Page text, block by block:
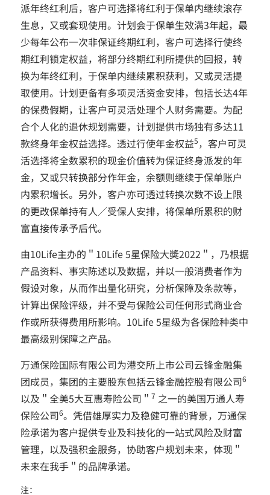
派年终红利后，客户可选择将红利于保单内继续滚存
生息，又或套现使用。计划会于保单生效满3年起，最
少每年公布一次非保证终期红利，客户可选择行使终
期红利锁定权益，将部分终期红利所提供的回报，转
换为年终红利，于保单内继续累积获利，又或灵活提
取使用。计划更备有多项灵活资金安排，包括长达4年
的保费假期，让客户可灵活处理个人财务需要。为配
合个人化的退休规划需要，计划提供市场独有多达11
款终身年金权益选择。透过行使年金权益5，客户可灵
活选择将全数累积的现金价值转为保证终身派发的年
金，又或只转换部分作年金，余额则继续于保单账户
内累积增长。另外，客户亦可透过转换次数不设上限
的更改保单持有人／受保人安排，将保单所累积的财
富直接传承予后代。
由10Life主办的＂10Life 5星保险大奬2022＂，乃根据
产品资料、事实陈述以及数据，并以一般消费者作为
假设对象，从而作出量化研究，分析保障及条款等，
计算出保险评级，并不受与保险公司任何形式商业合
作或所获得费用所影响。10Life 5星级为各保险种类中
最高级别保障之产品。
万通保险国际有限公司为港交所上市公司云锋金融集
团成员，集团的主要股东包括云锋金融控股有限公司6
以及＂全美5大互惠寿险公司＂ 7 之一的美国万通人寿
保险公司6。凭借雄厚实力及稳健可靠的背景，万通保
险承诺为客户提供专业及科技化的一站式风险及财富
管理，以及强积金服务，协助客户规划未来，体现＂
未来在我手＂的品牌承诺。
注：